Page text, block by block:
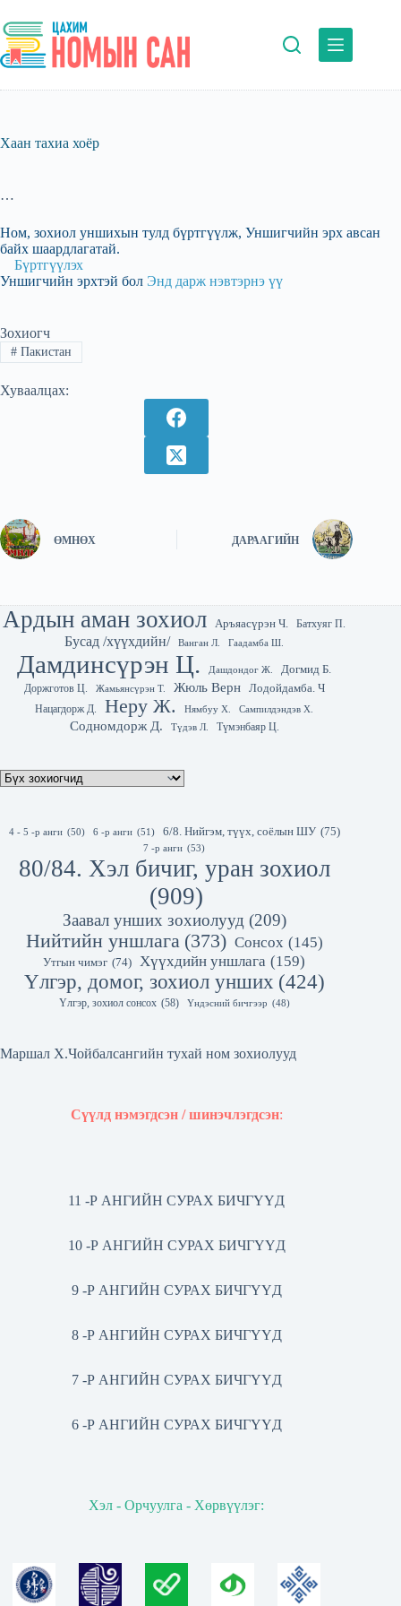
to
content
Хаан тахиа хоёр
…
Ном, зохиол уншихын тулд бүртгүүлж, Уншигчийн эрх авсан
байх шаардлагатай.
Бүртгүүлэх
Уншигчийн эрхтэй бол Энд дарж нэвтэрнэ үү
Зохиогч
#Пакистан
Хуваалцах:
ӨМНӨХ ДАРААГИЙН
Ардын аман зохиол Аръяасүрэн Ч. Батхуяг П.
Бусад /хүүхдийн/ Ванган Л. Гаадамба Ш.
Дамдинсүрэн Ц. Дашдондог Ж.
Догмид Б.
Доржготов Ц.
Жамьянсүрэн Т. Жюль Верн Лодойдамба. Ч
Нацагдорж Д. Неру Ж. Нямбуу Х. Сампилдэндэв Х.
Содномдорж Д. Түдэв Л. Түмэнбаяр Ц.
4 - 5 -р анги (50) 6 -р анги (51) 6/8. Нийгэм, түүх, соёлын ШУ (75)
7 -р анги (53)
80/84. Хэл бичиг, уран зохиол
(909)
Заавал унших зохиолууд (209)
Нийтийн уншлага (373) Сонсох (145)
Утгын чимэг (74) Хүүхдийн уншлага (159)
Үлгэр, домог, зохиол унших (424)
Үлгэр, зохиол сонсох (58) Үндэсний бичгээр (48)
Маршал Х.Чойбалсангийн тухай ном зохиолууд
Сүүлд нэмэгдсэн / шинэчлэгдсэн:
11 -Р АНГИЙН СУРАХ БИЧГҮҮД
10 -Р АНГИЙН СУРАХ БИЧГҮҮД
9 -Р АНГИЙН СУРАХ БИЧГҮҮД
8 -Р АНГИЙН СУРАХ БИЧГҮҮД
7 -Р АНГИЙН СУРАХ БИЧГҮҮД
6 -Р АНГИЙН СУРАХ БИЧГҮҮД
Хэл - Орчуулга - Хөрвүүлэг: